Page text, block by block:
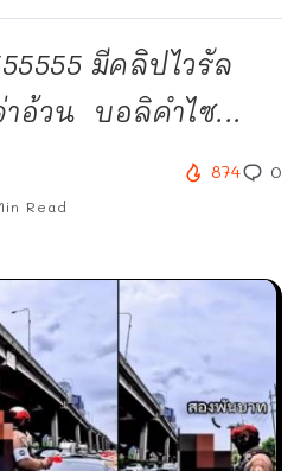
มีคลิปไวรัล
าอ้วน บอลิคำไซ...
Read
874 0